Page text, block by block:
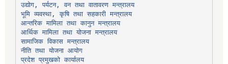
उद्योग, पर्यटन, वन तथा वातावरण मन्त्रालय
भूमि व्यवस्था, कृषि तथा सहकारी मन्त्रालय
आन्तरिक मामिला तथा कानुन मन्त्रालय
आर्थिक मामिला तथा योजना मन्त्रालय
सामाजिक विकास मन्त्रालय
नीति तथा योजना आयोग
प्रदेश प्रमुखको कार्यालय